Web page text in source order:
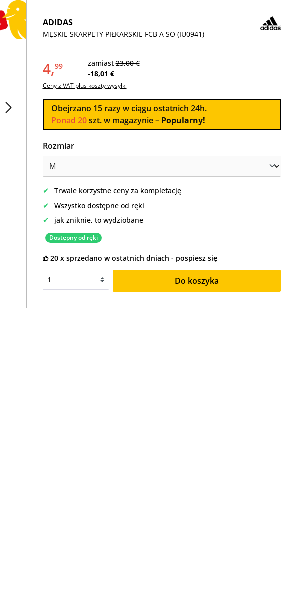
ADIDAS
MĘSKIE SKARPETY PIŁKARSKIE FCB A SO (IU0941)
4,99 zamiast23,00 €
-18,01 €
Ceny z VAT plus koszty wysyłki
Obejrzano 15razy w ciągu ostatnich 24h.
Ponad 20szt. w magazynie – Popularny!
Wybierz
Rozmiar
✔ Trwale korzystne ceny za kompletację
✔ Wszystko dostępne od ręki
✔ jak zniknie, to wydziobane
Dostępny od ręki
20 x sprzedano w ostatnich dniach - pospiesz się
Do koszyka